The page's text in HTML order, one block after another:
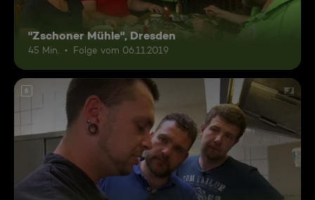
"Zschoner Mühle", Dresden
45 Min. Folge vom 06.11.2019
6